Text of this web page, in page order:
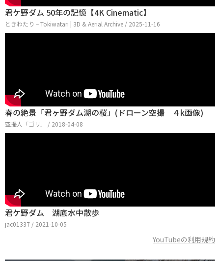
君ケ野ダム 50年の記憶【4K Cinematic】
ときわたり – Tokiwatari | 3D & Aerial Archive / 2025-11-16
春の絶景「君ヶ野ダム湖の桜」(ドローン空撮 ４k画像)
空撮人「ゴリ」 / 2018-04-08
君ケ野ダム 湖底水中散歩
jac01337 / 2021-10-05
YouTubeの利用規約